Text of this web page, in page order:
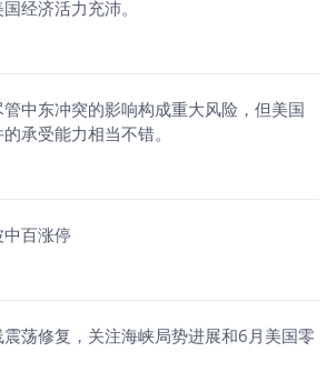
经济活力充沛。
中东冲突的影响构成重大风险，但美国
承受能力相当不错。
百涨停
荡修复，关注海峡局势进展和6月美国零